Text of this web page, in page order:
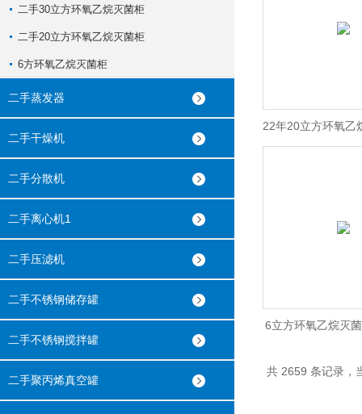
二手30立方环氧乙烷灭菌柜
二手20立方环氧乙烷灭菌柜
6方环氧乙烷灭菌柜
二手蒸发器
二手干燥机
二手分散机
二手离心机1
二手压滤机
二手不锈钢储存罐
二手不锈钢搅拌罐
二手聚丙烯真空罐
22年20立方环氧乙
6立方环氧乙烷灭
共 2659 条记录